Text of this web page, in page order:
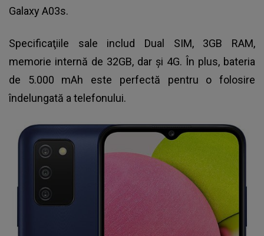
Galaxy A03s.
Specificaţiile sale includ Dual SIM, 3GB RAM,
memorie internă de 32GB, dar şi 4G. În plus, bateria
de 5.000 mAh este perfectă pentru o folosire
îndelungată a telefonului.